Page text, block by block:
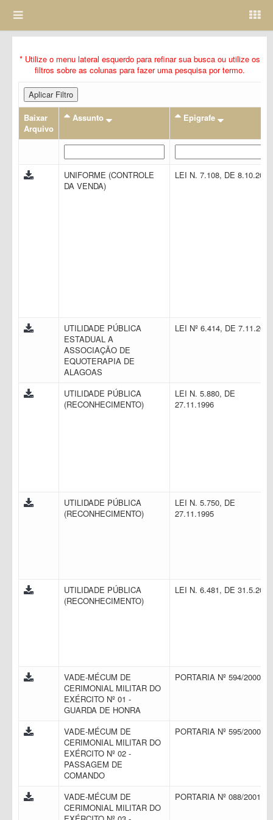
* Utilize o menu lateral esquerdo para refinar sua busca ou utilize os
filtros sobre as colunas para fazer uma pesquisa por termo.
Aplicar Filtro
Baixar
Arquivo
Assunto Epigrafe
UNIFORME (CONTROLE
DA VENDA)
LEI N. 7.108, DE
UTILIDADE PÚBLICA
ESTADUAL A
ASSOCIAÇÃO DE
EQUOTERAPIA DE
ALAGOAS
LEI Nº 6.414, DE
UTILIDADE PÚBLICA
(RECONHECIMENTO)
LEI N. 5.880, DE
27.11.1996
UTILIDADE PÚBLICA
(RECONHECIMENTO)
LEI N. 5.750, DE
27.11.1995
UTILIDADE PÚBLICA
(RECONHECIMENTO)
LEI N. 6.481, DE
VADE-MÉCUM DE
CERIMONIAL MILITAR DO
EXÉRCITO Nº 01 -
GUARDA DE HONRA
PORTARIA Nº 594/2000
VADE-MÉCUM DE
CERIMONIAL MILITAR DO
EXÉRCITO Nº 02 -
PASSAGEM DE
COMANDO
PORTARIA Nº 595/2000
VADE-MÉCUM DE
CERIMONIAL MILITAR DO
PORTARIA Nº 088/2001